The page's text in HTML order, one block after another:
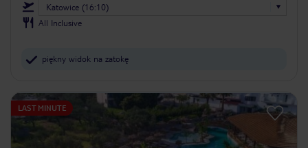
Katowice (16:10)
All Inclusive
piękny widok na zatokę
LAST MINUTE